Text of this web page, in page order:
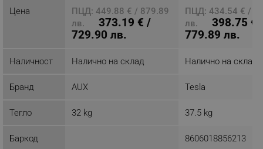
въглен, Бял
Разглеждате този
продукт
Цена
ПЦД: 449.88 € / 879.89
лв.
373.19 € /
729.90 лв.
ПЦД: 434.54 € /
лв.
398.75 €
779.89 лв.
Наличност Налично на склад Налично на склад
Бранд AUX Tesla
Тегло 32 kg 37.5 kg
Баркод 8606018856213